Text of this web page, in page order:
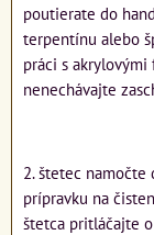
poutierate do
terpentínu alebo
práci s
nenechávajte
2. štetec
prípravku na
štetca pritláčajte